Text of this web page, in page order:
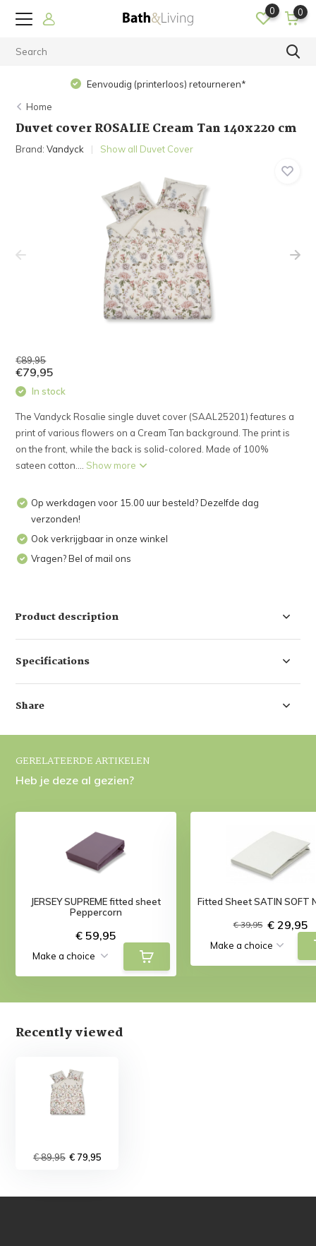
0 0
(printerloos) retourneren*
Home
Duvet cover ROSALIE Cream Tan 140x220 cm
Brand:Vandyck Show all Duvet Cover
€89,95
€79,95
In stock
The Vandyck Rosalie single duvet cover (SAAL25201) features a
print of various flowers on a Cream Tan background. The print is
on the front, while the back is solid-colored. Made of 100%
sateen cotton.... Show more
Op werkdagen voor 15.00 uur besteld? Dezelfde dag
verzonden!
Ook verkrijgbaar in onze winkel
Vragen? Bel of mail ons
Product description
Specifications
Share
GERELATEERDE ARTIKELEN
Heb je deze al gezien?
JERSEY SUPREME fitted sheet
Peppercorn
€ 59,95
Fitted Sheet SATIN SOFT
€ 39,95 € 29,95
Recently viewed
€ 89,95 € 79,95